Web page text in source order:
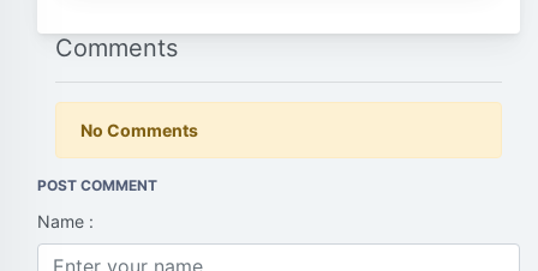
Comments
No Comments
POST COMMENT
Name :